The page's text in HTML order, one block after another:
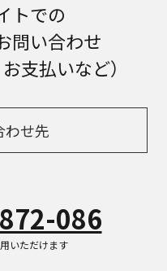
トでの
問い合わせ
支払いなど）
わせ先
086
いただけます